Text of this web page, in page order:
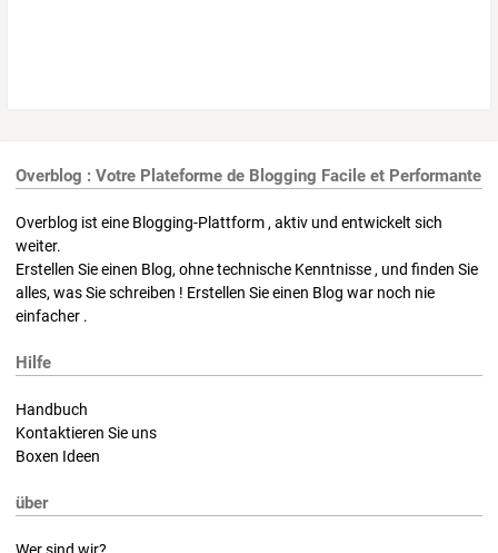
Overblog : Votre Plateforme de Blogging Facile et Performante
Overblog ist eine Blogging-Plattform , aktiv und entwickelt sich
weiter.
Erstellen Sie einen Blog, ohne technische Kenntnisse , und finden Sie
alles, was Sie schreiben ! Erstellen Sie einen Blog war noch nie
einfacher .
Hilfe
Handbuch
Kontaktieren Sie uns
Boxen Ideen
über